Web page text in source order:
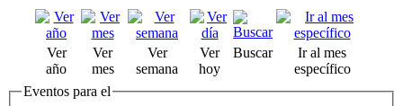
Ver
año
Ver
mes
Ver
semana
Ver
hoy
Buscar
Ir al mes
específico
Eventos para el